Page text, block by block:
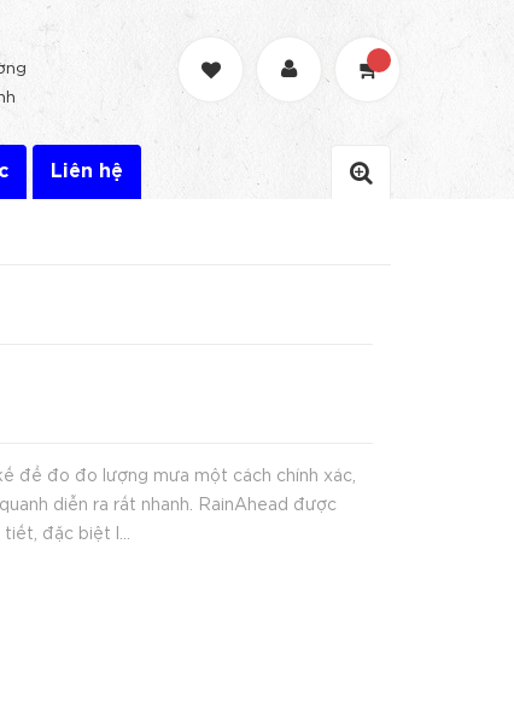
Liên hệ
để đo đo lượng mưa một cách chính xác,
diễn ra rất nhanh. RainAhead được
đặc biệt l...